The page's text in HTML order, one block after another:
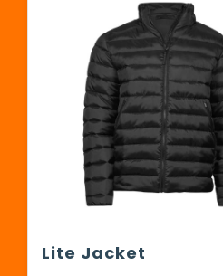
Lite Jacket